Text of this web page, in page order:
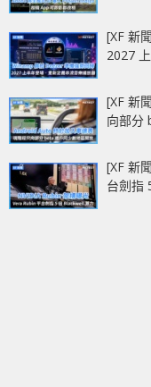
[XF 新
2027
[XF 新
向部分
[XF 新
台劍指